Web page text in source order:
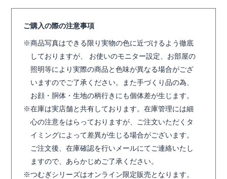
ご購入の際の注意事項
商品写真はできる限り実物の色に近づけるよう徹底
しておりますが、 お使いのモニター設定、お部屋の
照明等により実際の商品と色味が異なる場合がござ
いますのでご了承ください。また手づくり品の為、
お顔・胴体・生地の柄行きにも個体差が生じます。
在庫は実店舗と共有しております。在庫管理には細
心の注意をはらっておりますが、ご注文いただくタ
イミングによって差異が生じる場合がございます。
ご注文後、在庫確認を行いメールにてご連絡いたし
ますので、あらかじめご了承ください。
つむぎシリーズはオンライン限定販売となります。